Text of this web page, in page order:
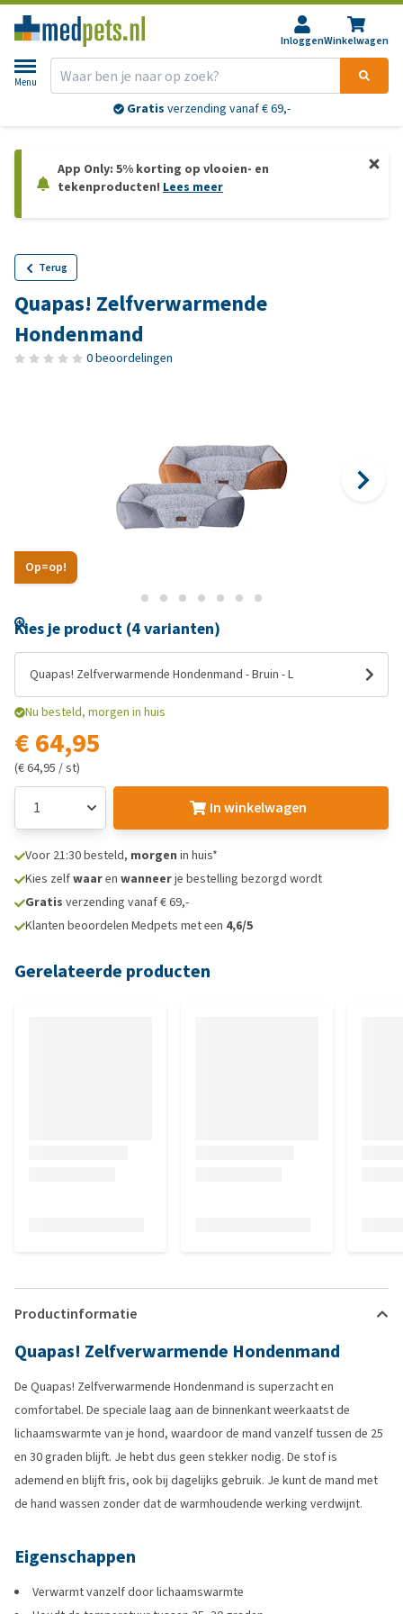
InloggenWinkelwagen
Menu
Gratis verzending vanaf € 69,-
App Only: 5% korting op vlooien- en
tekenproducten! Lees meer
Terug
Quapas! Zelfverwarmende
Hondenmand
0 beoordelingen
Op=op!
Kies je product (4 varianten)
Quapas! Zelfverwarmende Hondenmand - Bruin - L
Nu besteld, morgen in huis
€ 64,95
(€ 64,95 / st)
In winkelwagen
Voor 21:30 besteld, morgen in huis*
Kies zelfwaaren wanneerje bestelling bezorgd wordt
Gratis verzending vanaf € 69,-
Klanten beoordelen Medpets met een 4,6/5
Gerelateerde producten
Productinformatie
Quapas! Zelfverwarmende Hondenmand
De Quapas! Zelfverwarmende Hondenmand is superzacht en
comfortabel. De speciale laag aan de binnenkant weerkaatst de
lichaamswarmte van je hond, waardoor de mand vanzelf tussen de 25
en 30 graden blijft. Je hebt dus geen stekker nodig. De stof is
ademend en blijft fris, ook bij dagelijks gebruik. Je kunt de mand met
de hand wassen zonder dat de warmhoudende werking verdwijnt.
Eigenschappen
Verwarmt vanzelf door lichaamswarmte